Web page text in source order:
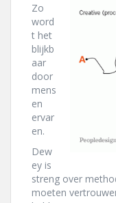
Zo
word
t het
blijkb
aar
door
mens
en
ervar
en.
Dew
ey is
streng over
moeten